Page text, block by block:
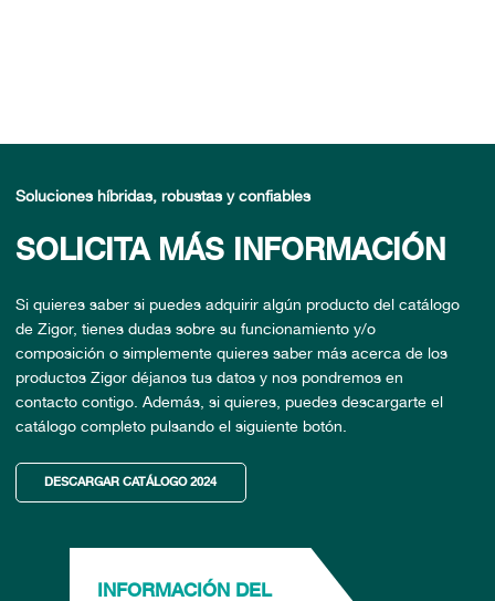
Soluciones híbridas, robustas y confiables
SOLICITA MÁS INFORMACIÓN
Si quieres saber si puedes adquirir algún producto del catálogo
de Zigor, tienes dudas sobre su funcionamiento y/o
composición o simplemente quieres saber más acerca de los
productos Zigor déjanos tus datos y nos pondremos en
contacto contigo. Además, si quieres, puedes descargarte el
catálogo completo pulsando el siguiente botón.
DESCARGAR CATÁLOGO 2024
INFORMACIÓN DEL